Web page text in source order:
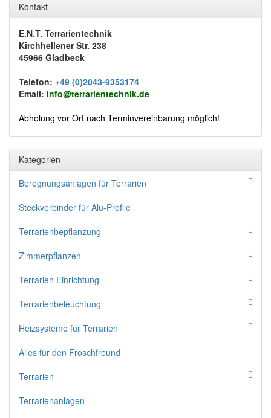
Kontakt
E.N.T. Terrarientechnik
Kirchhellener Str. 238
45966 Gladbeck
Telefon: +49 (0)2043-9353174
Email: info@terrarientechnik.de
Abholung vor Ort nach Terminvereinbarung möglich!
Kategorien
Beregnungsanlagen für Terrarien
Steckverbinder für Alu-Profile
Terrarienbepflanzung
Zimmerpflanzen
Terrarien Einrichtung
Terrarienbeleuchtung
Heizsysteme für Terrarien
Alles für den Froschfreund
Terrarien
Terrarienanlagen